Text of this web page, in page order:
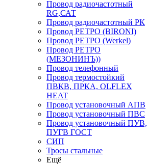
Провод радиочастотный
RG,САТ
Провод радиочастотный РК
Провод РЕТРО (BIRONI)
Провод РЕТРО (Werkel)
Провод РЕТРО
(МЕЗОНИНЪ))
Провод телефонный
Провод термостойкий
ПВКВ, ПРКА, OLFLEX
HEAT
Провод установочный АПВ
Провод установочный ПВС
Провод установочный ПУВ,
ПУГВ ГОСТ
СИП
Тросы стальные
Ещё